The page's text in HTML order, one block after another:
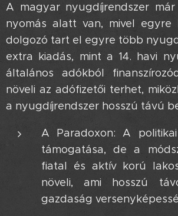
A magyar nyugdíjrendszer
nyomás alatt van, mivel egyre
dolgozó tart el egyre több
extra kiadás, mint a 14. havi
általános adókból
növeli az adófizetői terhet,
a nyugdíjrendszer hosszú távú
A Paradoxon: A
támogatása, de a
fiatal és aktív korú
növeli, ami hosszú
gazdaság